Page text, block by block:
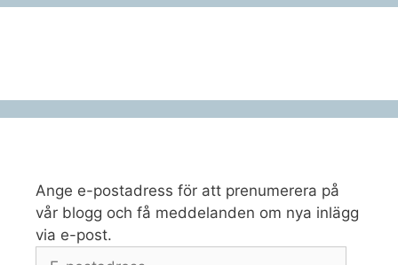
Ange e-postadress för att prenumerera på
vår blogg och få meddelanden om nya inlägg
via e-post.